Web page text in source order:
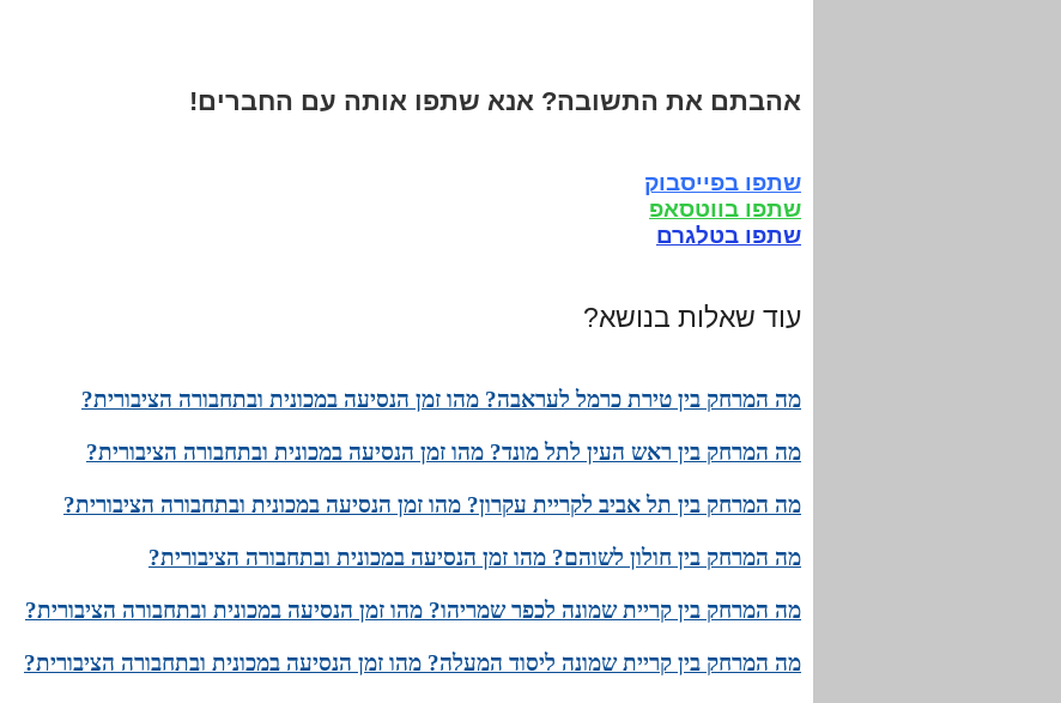
אהבתם את התשובה? אנא שתפו אותה עם החברים!
שתפו בפייסבוק
שתפו בווטסאפ
שתפו בטלגרם
עוד שאלות בנושא?
מה המרחק בין טירת כרמל לעראבה? מהו זמן הנסיעה במכונית ובתחבורה הציבורית?
מה המרחק בין ראש העין לתל מונד? מהו זמן הנסיעה במכונית ובתחבורה הציבורית?
מה המרחק בין תל אביב לקריית עקרון? מהו זמן הנסיעה במכונית ובתחבורה הציבורית?
מה המרחק בין חולון לשוהם? מהו זמן הנסיעה במכונית ובתחבורה הציבורית?
מה המרחק בין קריית שמונה לכפר שמריהו? מהו זמן הנסיעה במכונית ובתחבורה הציבורית?
מה המרחק בין קריית שמונה ליסוד המעלה? מהו זמן הנסיעה במכונית ובתחבורה הציבורית?